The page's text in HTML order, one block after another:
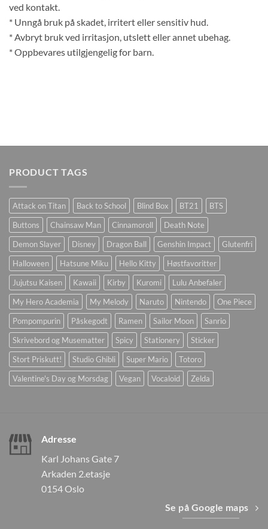
ved kontakt.
* Unngå bruk på skadet, irritert eller sensitiv hud.
* Avbryt bruk ved irritasjon, utslett eller annet ubehag.
* Oppbevares utilgjengelig for barn.
PRODUCT TAGS
Attack on Titan Back to School Blind Box BT21
BTS
Buttons
Chainsaw Man Cinnamoroll
Death Note
Demon Slayer
Disney Dragon Ball Genshin Impact
Glutenfri
Halloween
Hatsune Miku Hello Kitty
Høstfavoritter
Jujutsu Kaisen
Kawaii Kirby Kuromi
Lulu Anbefaler
My Hero Academia
My Melody Naruto Nintendo
One Piece
Pompompurin
Påskegodt Ramen Sailor Moon
Sanrio
Skrivebord og Musematter
Spicy Stationery
Sticker
Stort Priskutt!
Studio Ghibli Super Mario
Totoro
Valentine's Day og Morsdag
Vegan Vocaloid Zelda
Adresse
Karl Johans Gate 7
Arkaden 2.etasje
0154 Oslo
Se på Google maps